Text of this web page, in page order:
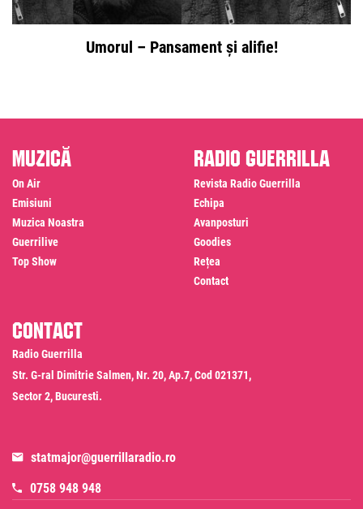
Umorul – Pansament și alifie!
Muzică
On Air
Emisiuni
Muzica Noastra
Guerrilive
Top Show
Radio Guerrilla
Revista Radio Guerrilla
Echipa
Avanposturi
Goodies
Rețea
Contact
Contact
Radio Guerrilla
Str. G-ral Dimitrie Salmen, Nr. 20, Ap.7, Cod 021371,
Sector 2, Bucuresti.
statmajor@guerrillaradio.ro
0758 948 948